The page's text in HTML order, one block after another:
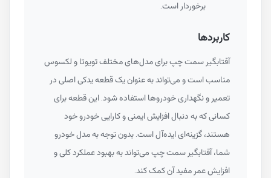
برخوردار است.
کاربردها
آفتابگیر سمت چپ برای مدل‌های مختلف تویوتا و لکسوس
مناسب است و می‌تواند به عنوان یک قطعه یدکی اصلی در
تعمیر و نگهداری خودروها استفاده شود. این قطعه برای
کسانی که به دنبال افزایش ایمنی و کارایی خودرو خود
هستند، گزینه‌ای ایده‌آل است. بدون توجه به مدل خودرو
شما، آفتابگیر سمت چپ می‌تواند به بهبود عملکرد کلی و
افزایش عمر مفید آن کمک کند.